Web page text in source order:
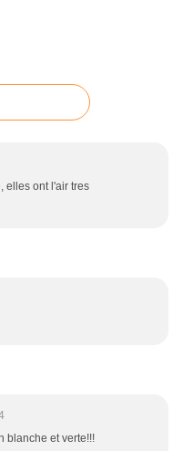
elles ont l'air tres
blanche et verte!!!